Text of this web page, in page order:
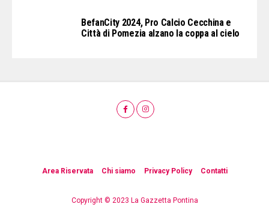
BefanCity 2024, Pro Calcio Cecchina e
Città di Pomezia alzano la coppa al cielo
Area Riservata Chi siamo Privacy Policy Contatti
Copyright © 2023 La Gazzetta Pontina